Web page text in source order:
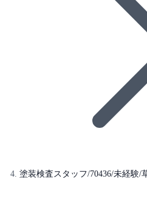
塗装検査スタッフ/70436/未経験/